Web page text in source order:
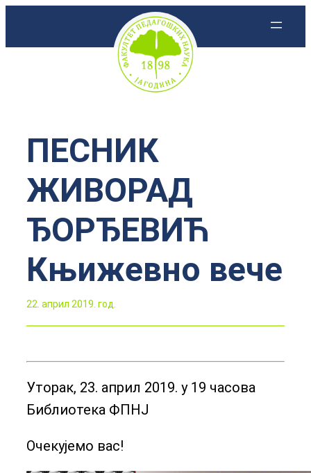
ПЕСНИК
ЖИВОРАД
ЂОРЂЕВИЋ
Књижевно вече
22. април 2019. год.
Уторак, 23. април 2019. у 19 часова
Библиотека ФПНЈ
Очекујемо вас!